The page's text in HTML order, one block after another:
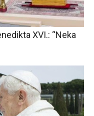
XVI.: “Neka